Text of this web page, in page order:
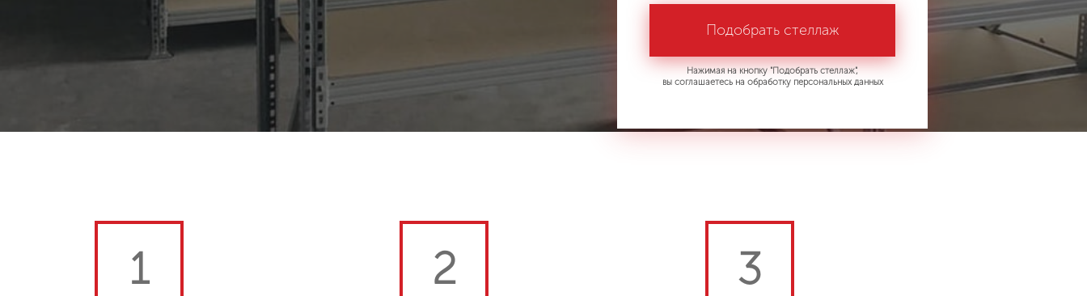
Нажимая на кнопку "Подобрать стеллаж",
вы соглашаетесь на обработку персональных данных
1 2 3